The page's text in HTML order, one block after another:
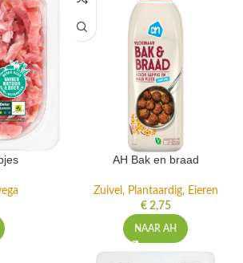
AH Bak en braad
Zuivel, Plantaardig, Eieren
€2,75
NAAR AH